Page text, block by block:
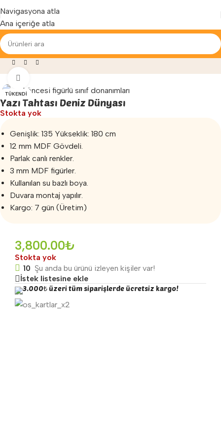
Navigasyona atla
Ana içeriğe atla
Yenilenen arayüzümüz ile hizmetinizdeyiz...
Malzemeleri
TÜKENDI
Yazı Tahtası Deniz Dünyası
Stokta yok
Genişlik: 135 Yükseklik: 180 cm
12 mm MDF Gövdeli.
Parlak canlı renkler.
3 mm MDF figürler.
Kullanılan su bazlı boya.
Duvara montaj yapılır.
Kargo: 7 gün (Üretim)
3,800.00₺
Stokta yok
10 Şu anda bu ürünü izleyen kişiler var!
İstek listesine ekle
3.000₺ üzeri tüm siparişlerde ücretsiz kargo!